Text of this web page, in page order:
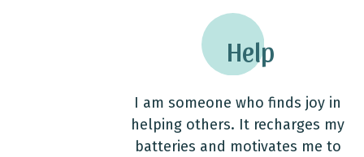
Help
I am someone who finds joy in
helping others. It recharges my
batteries and motivates me to